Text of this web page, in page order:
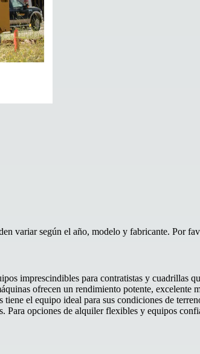
variar según el año, modelo y fabricante. Por
imprescindibles para contratistas y cuadrillas
ofrecen un rendimiento potente,
el equipo ideal para sus condiciones de
Para opciones de alquiler flexibles y equipos